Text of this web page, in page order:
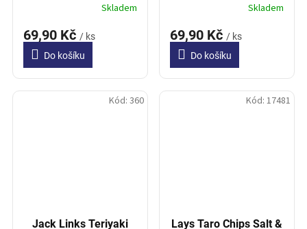
Skladem
69,90 Kč / ks
Do košíku
Skladem
69,90 Kč / ks
Do košíku
Jack Links Teriyaki
Kód: 360
Lays Taro Chips Salt &
Kód: 17481